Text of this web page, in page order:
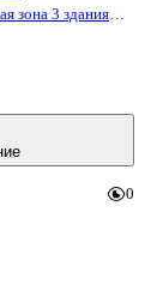
зона 3 здания
0